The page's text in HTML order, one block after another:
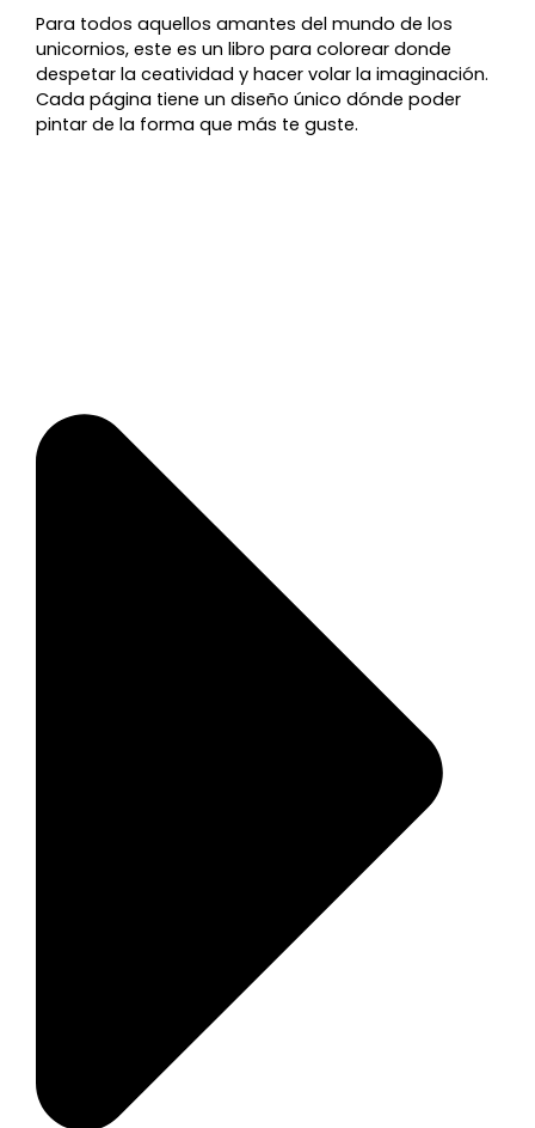
Para todos aquellos amantes del mundo de los
unicornios, este es un libro para colorear donde
despetar la ceatividad y hacer volar la imaginación.
Cada página tiene un diseño único dónde poder
pintar de la forma que más te guste.